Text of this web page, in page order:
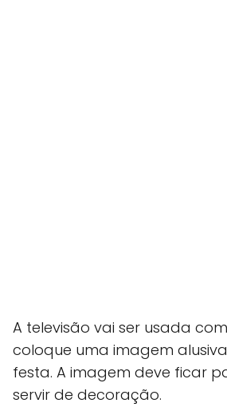
A televisão vai ser usada
coloque uma imagem
festa. A imagem deve ficar
servir de decoração.